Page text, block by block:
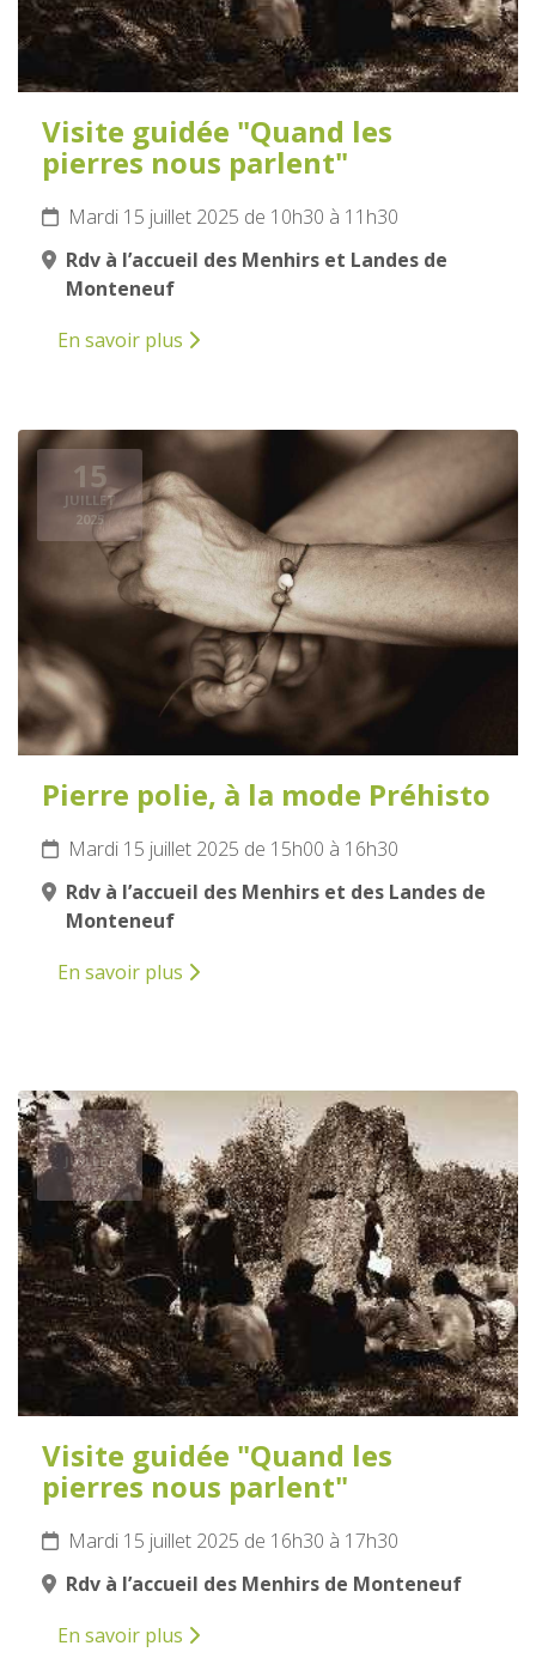
Visite guidée "Quand les
pierres nous parlent"
Mardi 15 juillet 2025 de 10h30 à 11h30
Rdv à l’accueil des Menhirs et Landes de
Monteneuf
En savoir plus
15
JUILLET
2025
Pierre polie, à la mode Préhisto
Mardi 15 juillet 2025 de 15h00 à 16h30
Rdv à l’accueil des Menhirs et des Landes de
Monteneuf
En savoir plus
15
JUILLET
2025
Visite guidée "Quand les
pierres nous parlent"
Mardi 15 juillet 2025 de 16h30 à 17h30
Rdv à l’accueil des Menhirs de Monteneuf
En savoir plus